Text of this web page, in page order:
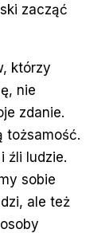
zacząć
którzy
nie
zdanie.
tożsamość.
źli ludzie.
sobie
ale też